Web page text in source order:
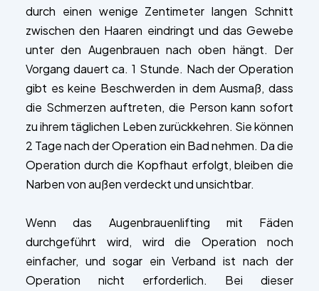
durch einen wenige Zentimeter langen Schnitt
zwischen den Haaren eindringt und das Gewebe
unter den Augenbrauen nach oben hängt. Der
Vorgang dauert ca. 1 Stunde. Nach der Operation
gibt es keine Beschwerden in dem Ausmaß, dass
die Schmerzen auftreten, die Person kann sofort
zu ihrem täglichen Leben zurückkehren. Sie können
2 Tage nach der Operation ein Bad nehmen. Da die
Operation durch die Kopfhaut erfolgt, bleiben die
Narben von außen verdeckt und unsichtbar.
Wenn das Augenbrauenlifting mit Fäden
durchgeführt wird, wird die Operation noch
einfacher, und sogar ein Verband ist nach der
Operation nicht erforderlich. Bei dieser